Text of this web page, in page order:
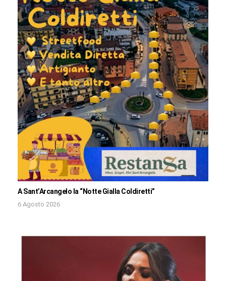
A Sant’Arcangelo la “Notte Gialla Coldiretti”
6 Agosto 2026